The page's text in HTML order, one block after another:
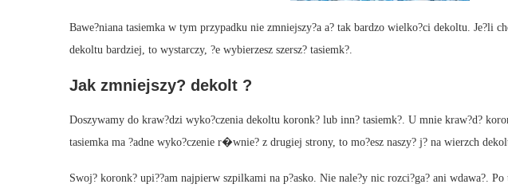
Bawe?niana tasiemka w tym przypadku nie zmniejszy?a a? tak bardzo wielko?ci dekoltu. Je?li
dekoltu bardziej, to wystarczy, ?e wybierzesz szersz? tasiemk?.
Jak zmniejszy? dekolt ?
Doszywamy do kraw?dzi wyko?czenia dekoltu koronk? lub inn? tasiemk?. U mnie kraw?d?
tasiemka ma ?adne wyko?czenie r�wnie? z drugiej strony, to mo?esz naszy? j? na wierzch
Swoj? koronk? upi??am najpierw szpilkami na p?asko. Nie nale?y nic rozci?ga? ani wdawa?.